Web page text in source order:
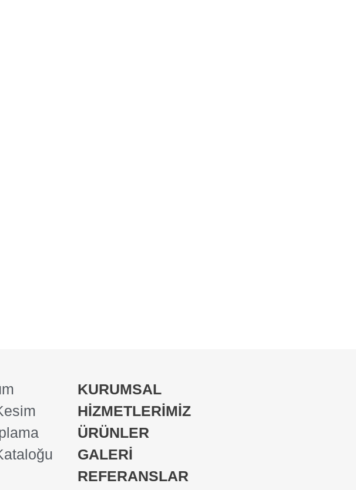
KURUMSAL
HİZMETLERİMİZ
ÜRÜNLER
GALERİ
REFERANSLAR